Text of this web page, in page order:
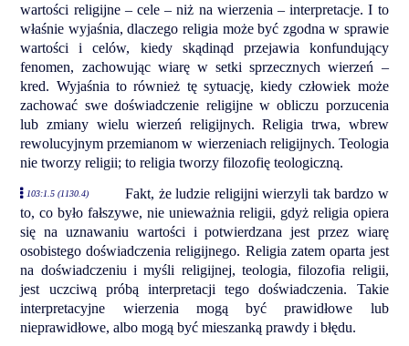
wartości religijne – cele – niż na wierzenia – interpretacje. I to
właśnie wyjaśnia, dlaczego religia może być zgodna w sprawie
wartości i celów, kiedy skądinąd przejawia konfundujący
fenomen, zachowując wiarę w setki sprzecznych wierzeń –
kred. Wyjaśnia to również tę sytuację, kiedy człowiek może
zachować swe doświadczenie religijne w obliczu porzucenia
lub zmiany wielu wierzeń religijnych. Religia trwa, wbrew
rewolucyjnym przemianom w wierzeniach religijnych. Teologia
nie tworzy religii; to religia tworzy filozofię teologiczną.
103:1.5 (1130.4)
Fakt, że ludzie religijni wierzyli tak bardzo w
to, co było fałszywe, nie unieważnia religii, gdyż religia opiera
się na uznawaniu wartości i potwierdzana jest przez wiarę
osobistego doświadczenia religijnego. Religia zatem oparta jest
na doświadczeniu i myśli religijnej, teologia, filozofia religii,
jest uczciwą próbą interpretacji tego doświadczenia. Takie
interpretacyjne wierzenia mogą być prawidłowe lub
nieprawidłowe, albo mogą być mieszanką prawdy i błędu.